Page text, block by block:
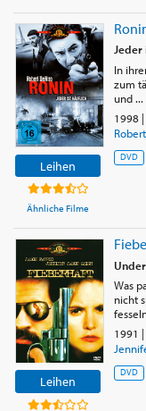
Leihen
Ähnliche Filme
Jeder
In
zum
und ...
1998|
DVD
Leihen
Was
nicht
1991 |
DVD